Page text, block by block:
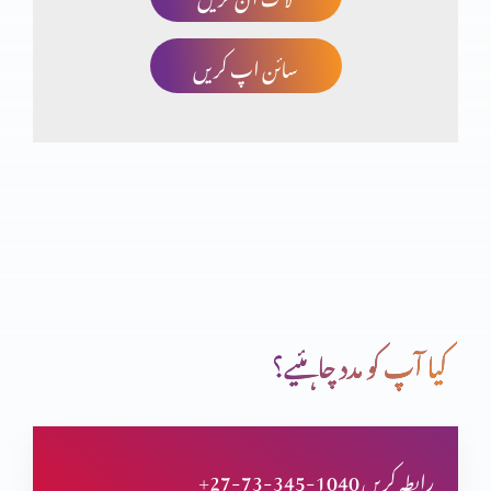
شگردوں کی تربیت
یہ کون ہے؟
سائن اپ کریں
کیا آپ کو مدد چاہئیے؟
+27-73-345-1040 رابطہ کریں